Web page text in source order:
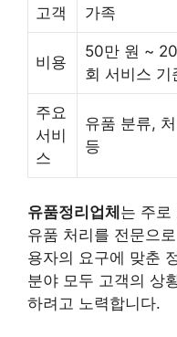
고객
가족
비용
50만 원 ~
회 서비스 기
주요
서비
스
유품 분류,
등
유품정리업체 는 주로
유품 처리를 전문으
용자의 요구에 맞춘
분야 모두 고객의 상
하려고 노력합니다.